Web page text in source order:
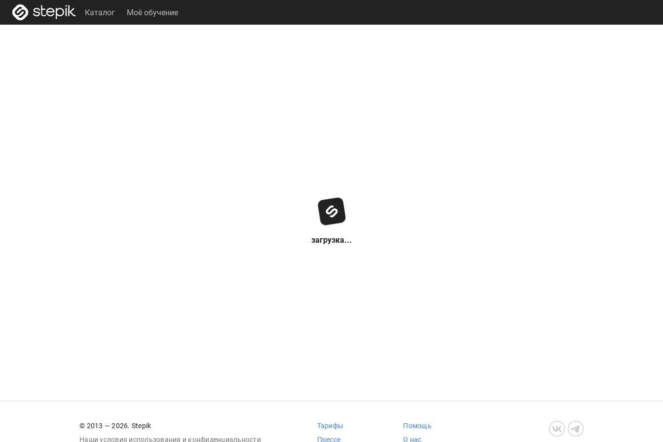
Каталог Моё обучение
загрузка...
© 2013 — 2026. Stepik
Наши условия использования и конфиденциальности
Тарифы
Прессе
Помощь
О нас